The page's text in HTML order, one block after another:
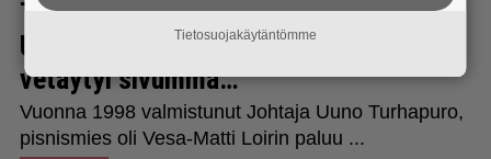
Tietosuojakäytäntömme